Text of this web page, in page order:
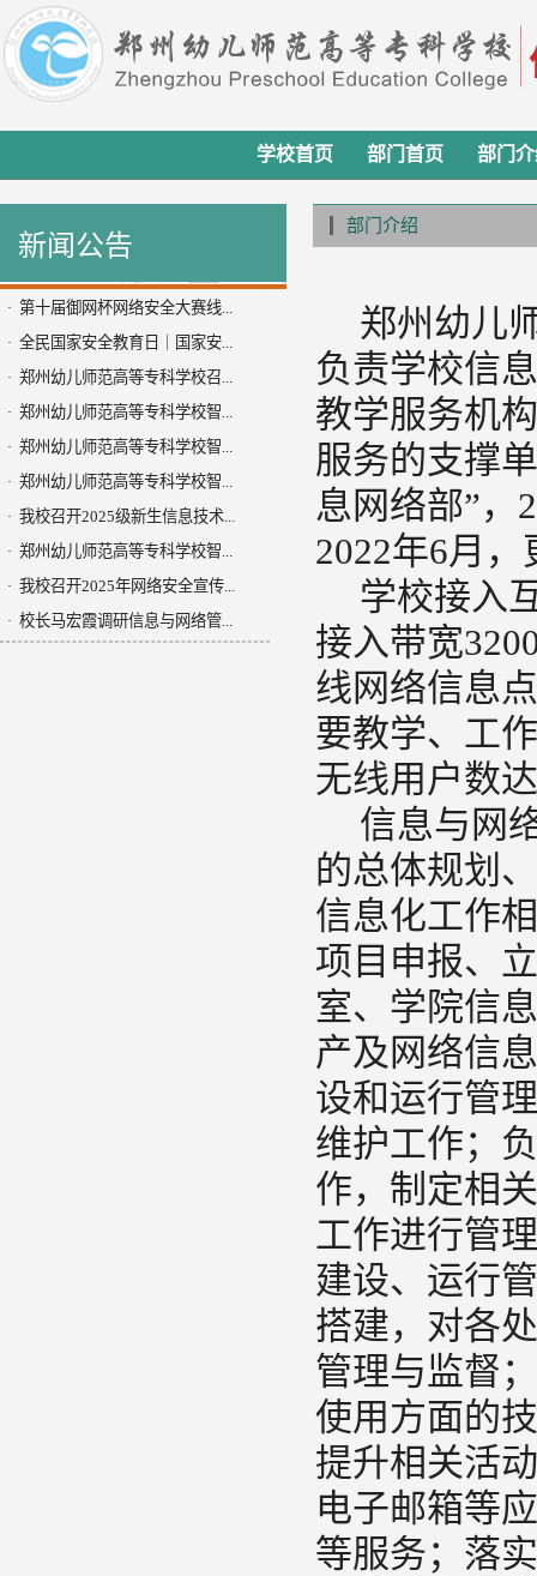
学校首页 部门首页 部门
新闻公告
· 第十届御网杯网络安全大赛线...
· 全民国家安全教育日｜国家安...
· 郑州幼儿师范高等专科学校召...
· 郑州幼儿师范高等专科学校智...
· 郑州幼儿师范高等专科学校智...
· 郑州幼儿师范高等专科学校智...
· 我校召开2025级新生信息技术...
· 郑州幼儿师范高等专科学校智...
· 我校召开2025年网络安全宣传...
· 校长马宏霞调研信息与网络管...
部门介绍
郑州幼儿
负责学校信
教学服务机
服务的支撑
息网络部”，
2022年6月
学校接入
接入带宽
线网络信息
要教学、工
无线用户数
信息与网
的总体规划
信息化工作
项目申报、
室、学院信
产及网络信
设和运行管
维护工作；
作，制定相
工作进行管
建设、运行
搭建，对各
管理与监督
使用方面的
提升相关活
电子邮箱等
等服务；落